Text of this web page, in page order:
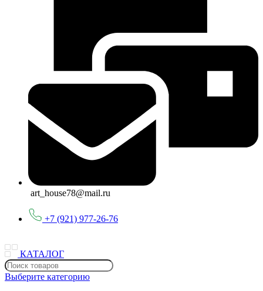
art_house78@mail.ru
+7 (921) 977-26-76
КАТАЛОГ
Выберите категорию